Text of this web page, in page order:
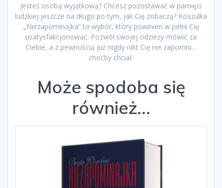
Jesteś osobą wyjątkową? Chcesz pozostawać w pamięci
ludzkiej jeszcze na długo po tym, jak Cię zobaczą? Koszulka
„Niezapominajka” to wybór, który powinien w pełni Cię
usatysfakcjonować. Pozwól swojej odzieży mówić za
Ciebie, a z pewnością już nigdy nikt Cię nie zapomni…
choćby chciał.
Może spodoba się
również…